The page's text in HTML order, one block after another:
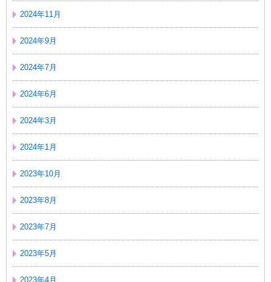
2024年11月
2024年9月
2024年7月
2024年6月
2024年3月
2024年1月
2023年10月
2023年8月
2023年7月
2023年5月
2023年4月